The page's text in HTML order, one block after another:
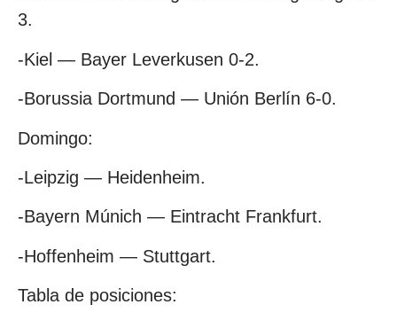
3.
-Kiel — Bayer Leverkusen 0-2.
-Borussia Dortmund — Unión Berlín 6-0.
Domingo:
-Leipzig — Heidenheim.
-Bayern Múnich — Eintracht Frankfurt.
-Hoffenheim — Stuttgart.
Tabla de posiciones: